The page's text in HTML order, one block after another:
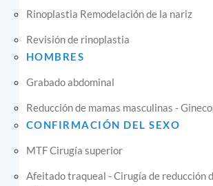
Rinoplastia Remodelación de la nariz
Revisión de rinoplastia
HOMBRES
Grabado abdominal
Reducción de mamas masculinas -
CONFIRMACIÓN DEL SEXO
MTF Cirugía superior
Afeitado traqueal - Cirugía de reducción